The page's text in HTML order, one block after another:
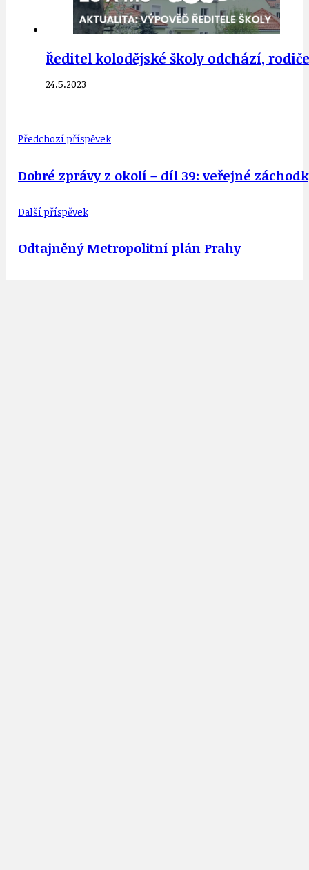
Ředitel kolodějské školy odchází,
24.5.2023
Předchozí příspěvek
Dobré zprávy z okolí – díl 39: veřejné
Další příspěvek
Odtajněný Metropolitní plán Prahy